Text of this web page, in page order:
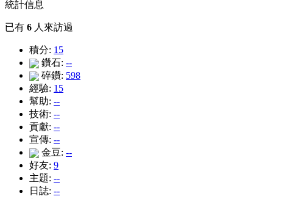
統計信息
已有 6 人來訪過
積分: 15
鑽石: --
碎鑽: 598
經驗: 15
幫助: --
技術: --
貢獻: --
宣傳: --
金豆: --
好友: 9
主題: --
日誌: --